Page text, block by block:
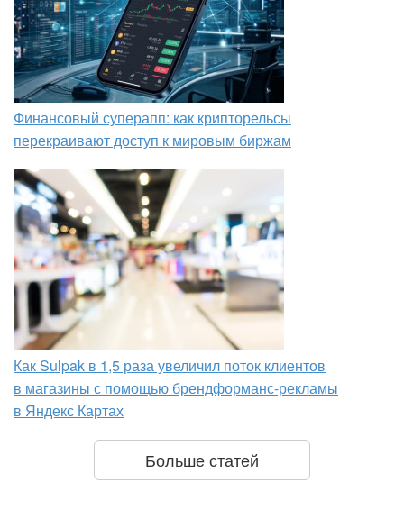
Финансовый суперапп: как крипторельсы
перекраивают доступ к мировым биржам
Как Sulpak в 1,5 раза увеличил поток клиентов
в магазины с помощью брендформанс-рекламы
в Яндекс Картах
Больше статей